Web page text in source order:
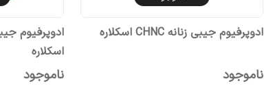
ادوپرفیوم جیبی زنانه CHNC اسکلاره
ناموجود
اسکلاره
ناموجود